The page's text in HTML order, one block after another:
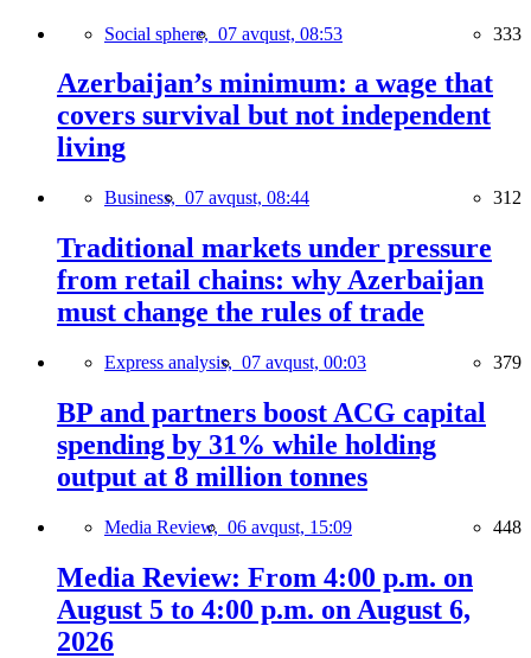
Social sphere, 07 avqust, 08:53 333
Azerbaijan’s minimum: a wage that
covers survival but not independent
living
Business, 07 avqust, 08:44 312
Traditional markets under pressure
from retail chains: why Azerbaijan
must change the rules of trade
Express analysis, 07 avqust, 00:03 379
BP and partners boost ACG capital
spending by 31% while holding
output at 8 million tonnes
Media Review, 06 avqust, 15:09 448
Media Review: From 4:00 p.m. on
August 5 to 4:00 p.m. on August 6,
2026